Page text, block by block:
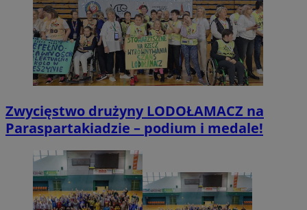
Zwycięstwo drużyny LODOŁAMACZ na
Paraspartakiadzie – podium i medale!